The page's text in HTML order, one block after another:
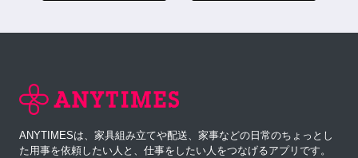
ANYTIMESは、家具組み立てや配送、家事などの日常のちょっとし
た用事を依頼したい人と、仕事をしたい人をつなげるアプリです。